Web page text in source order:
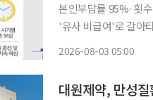
본인부담률 95%·횟
'유사 비급여'로 갈아
2026-08-03 05:00
대원제약, 만성